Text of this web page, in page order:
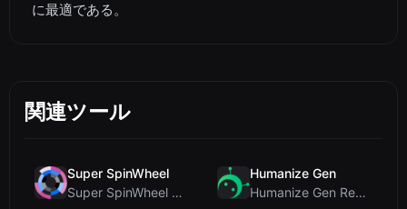
に最適である。
関連ツール
Super SpinWheel
Super SpinWheel レビュー：プライバシー最優先の無料ホイールスピナーでランダム抽選
Humanize Gen
Humanize Gen Review: A Deep Dive into This Free AI...